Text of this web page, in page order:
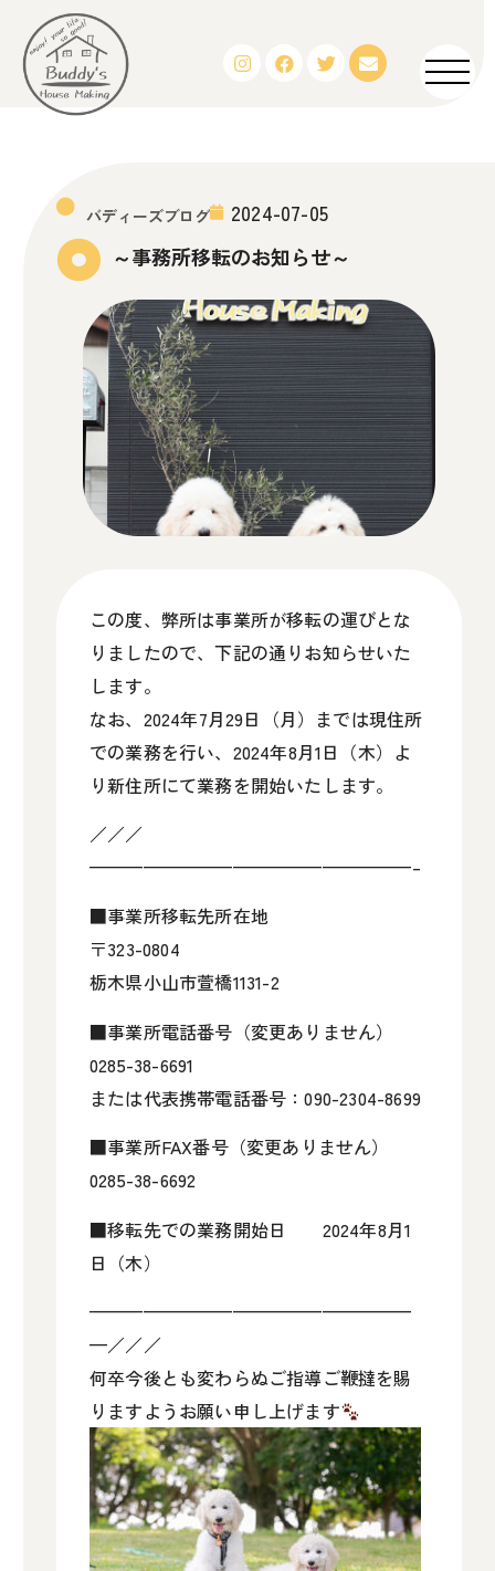
バディーズブログ
2024-07-05
～事務所移転のお知らせ～
この度、弊所は事業所が移転の運びとな
りましたので、下記の通りお知らせいた
します。
なお、2024年7月29日（月）までは現住所
での業務を行い、2024年8月1日（木）よ
り新住所にて業務を開始いたします。
／／／
——————————————————–
■事業所移転先所在地
〒323-0804
栃木県小山市萱橋1131-2
■事業所電話番号（変更ありません）
0285-38-6691
または代表携帯電話番号：090-2304-8699
■事業所FAX番号（変更ありません）
0285-38-6692
■移転先での業務開始日 2024年8月1
日（木）
——————————————————
—／／／
何卒今後とも変わらぬご指導ご鞭撻を賜
りますようお願い申し上げます